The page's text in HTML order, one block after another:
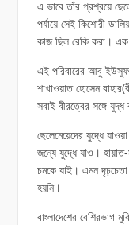
এ ভাবে তাঁর প্রশ্রয়ে
পর্যায়ে সেই কিশোরী
কাজ ছিল রেকি করা। এক
এই পরিবারের আবু
শাখাওয়াত হোসেন
সবাই বীরত্বের সঙ্গে
ছেলেমেয়েদের যুদ্ধে
জন্যে যুদ্ধে যাও।
চমকে যাই। এমন
হয়নি।
বাংলাদেশের বেশিরভাগ